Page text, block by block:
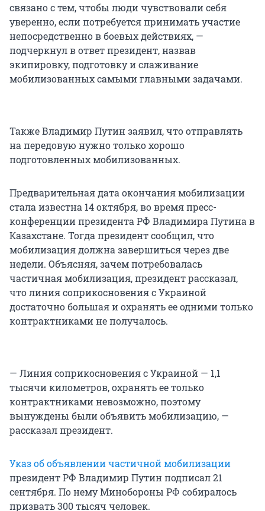
связано с тем, чтобы люди чувствовали себя
уверенно, если потребуется принимать участие
непосредственно в боевых действиях, —
подчеркнул в ответ президент, назвав
экипировку, подготовку и слаживание
мобилизованных самыми главными задачами.
Также Владимир Путин заявил, что отправлять
на передовую нужно только хорошо
подготовленных мобилизованных.
Предварительная дата окончания мобилизации
стала известна 14 октября, во время пресс-
конференции президента РФ Владимира Путина в
Казахстане. Тогда президент сообщил, что
мобилизация должна завершиться через две
недели. Объясняя, зачем потребовалась
частичная мобилизация, президент рассказал,
что линия соприкосновения с Украиной
достаточно большая и охранять ее одними только
контрактниками не получалось.
— Линия соприкосновения с Украиной — 1,1
тысячи километров, охранять ее только
контрактниками невозможно, поэтому
вынуждены были объявить мобилизацию, —
рассказал президент.
Указ об объявлении частичной мобилизации
президент РФ Владимир Путин подписал 21
сентября. По нему Минобороны РФ собиралось
призвать 300 тысяч человек.